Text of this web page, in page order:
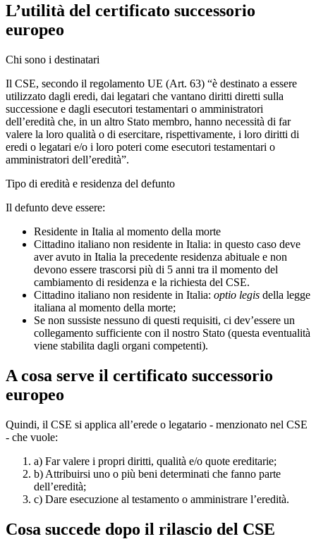
L’utilità del certificato successorio
europeo
Chi sono i destinatari
Il CSE, secondo il regolamento UE (Art. 63) “è destinato a essere
utilizzato dagli eredi, dai legatari che vantano diritti diretti sulla
successione e dagli esecutori testamentari o amministratori
dell’eredità che, in un altro Stato membro, hanno necessità di far
valere la loro qualità o di esercitare, rispettivamente, i loro diritti di
eredi o legatari e/o i loro poteri come esecutori testamentari o
amministratori dell’eredità”.
Tipo di eredità e residenza del defunto
Il defunto deve essere:
Residente in Italia al momento della morte
Cittadino italiano non residente in Italia: in questo caso deve
aver avuto in Italia la precedente residenza abituale e non
devono essere trascorsi più di 5 anni tra il momento del
cambiamento di residenza e la richiesta del CSE.
Cittadino italiano non residente in Italia: optio legis della legge
italiana al momento della morte;
Se non sussiste nessuno di questi requisiti, ci dev’essere un
collegamento sufficiente con il nostro Stato (questa eventualità
viene stabilita dagli organi competenti).
A cosa serve il certificato successorio
europeo
Quindi, il CSE si applica all’erede o legatario - menzionato nel CSE
- che vuole:
a) Far valere i propri diritti, qualità e/o quote ereditarie;
b) Attribuirsi uno o più beni determinati che fanno parte
dell’eredità;
c) Dare esecuzione al testamento o amministrare l’eredità.
Cosa succede dopo il rilascio del CSE